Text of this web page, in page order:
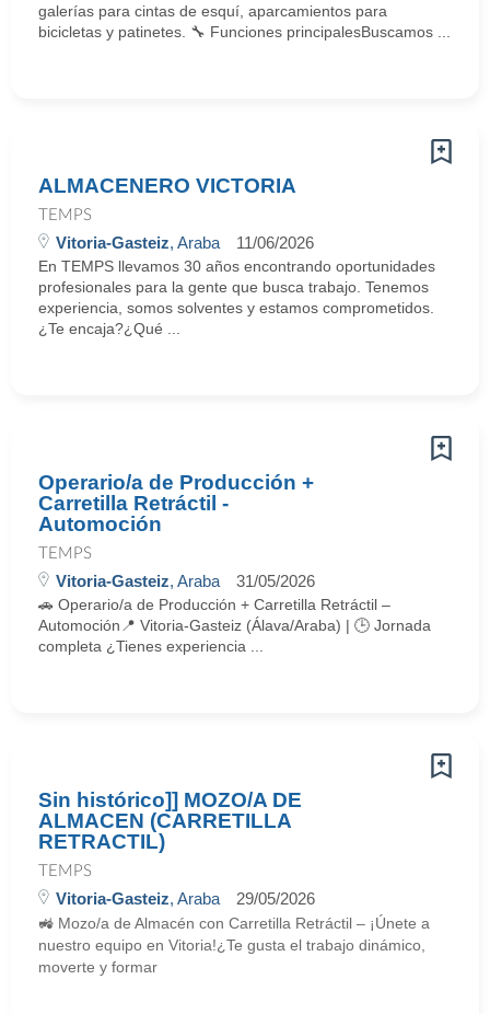
galerías para cintas de esquí, aparcamientos para
bicicletas y patinetes. 🔧 Funciones principalesBuscamos ...
ALMACENERO VICTORIA
TEMPS
Vitoria-Gasteiz, Araba 11/06/2026
En TEMPS llevamos 30 años encontrando oportunidades
profesionales para la gente que busca trabajo. Tenemos
experiencia, somos solventes y estamos comprometidos.
¿Te encaja?¿Qué ...
Operario/a de Producción +
Carretilla Retráctil -
Automoción
TEMPS
Vitoria-Gasteiz, Araba 31/05/2026
🚗 Operario/a de Producción + Carretilla Retráctil –
Automoción📍 Vitoria-Gasteiz (Álava/Araba) | 🕒 Jornada
completa ¿Tienes experiencia ...
Sin histórico]] MOZO/A DE
ALMACEN (CARRETILLA
RETRACTIL)
TEMPS
Vitoria-Gasteiz, Araba 29/05/2026
🚜 Mozo/a de Almacén con Carretilla Retráctil – ¡Únete a
nuestro equipo en Vitoria!¿Te gusta el trabajo dinámico,
moverte y formar